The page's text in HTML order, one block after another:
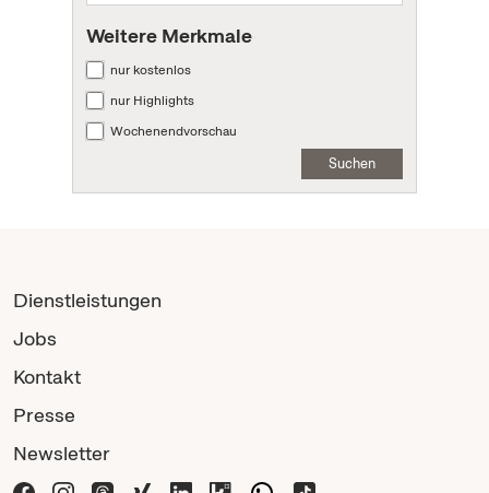
Weitere Merkmale
nur kostenlos
nur Highlights
Wochenendvorschau
Suchen
Dienstleistungen
Jobs
Kontakt
Presse
Newsletter